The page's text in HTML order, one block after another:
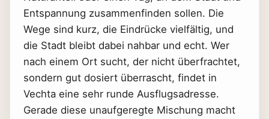
Entspannung zusammenfinden sollen. Die
Wege sind kurz, die Eindrücke vielfältig, und
die Stadt bleibt dabei nahbar und echt. Wer
nach einem Ort sucht, der nicht überfrachtet,
sondern gut dosiert überrascht, findet in
Vechta eine sehr runde Ausflugsadresse.
Gerade diese unaufgeregte Mischung macht